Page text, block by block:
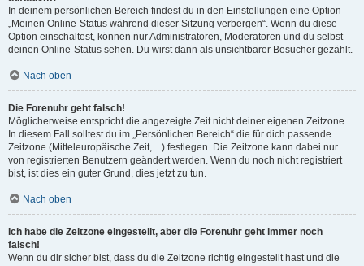
In deinem persönlichen Bereich findest du in den Einstellungen eine Option
„Meinen Online-Status während dieser Sitzung verbergen“. Wenn du diese
Option einschaltest, können nur Administratoren, Moderatoren und du selbst
deinen Online-Status sehen. Du wirst dann als unsichtbarer Besucher gezählt.
Nach oben
Die Forenuhr geht falsch!
Möglicherweise entspricht die angezeigte Zeit nicht deiner eigenen Zeitzone.
In diesem Fall solltest du im „Persönlichen Bereich“ die für dich passende
Zeitzone (Mitteleuropäische Zeit, ...) festlegen. Die Zeitzone kann dabei nur
von registrierten Benutzern geändert werden. Wenn du noch nicht registriert
bist, ist dies ein guter Grund, dies jetzt zu tun.
Nach oben
Ich habe die Zeitzone eingestellt, aber die Forenuhr geht immer noch
falsch!
Wenn du dir sicher bist, dass du die Zeitzone richtig eingestellt hast und die